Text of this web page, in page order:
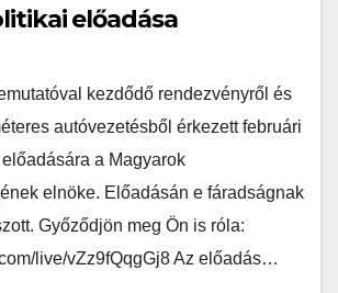
előadása
kezdődő rendezvényről és
autóvezetésből érkezett februári
a Magyarok
elnöke. Előadásán e fáradságnak
Győződjön meg Ön is róla:
live/vZz9fQqgGj8 Az előadás…